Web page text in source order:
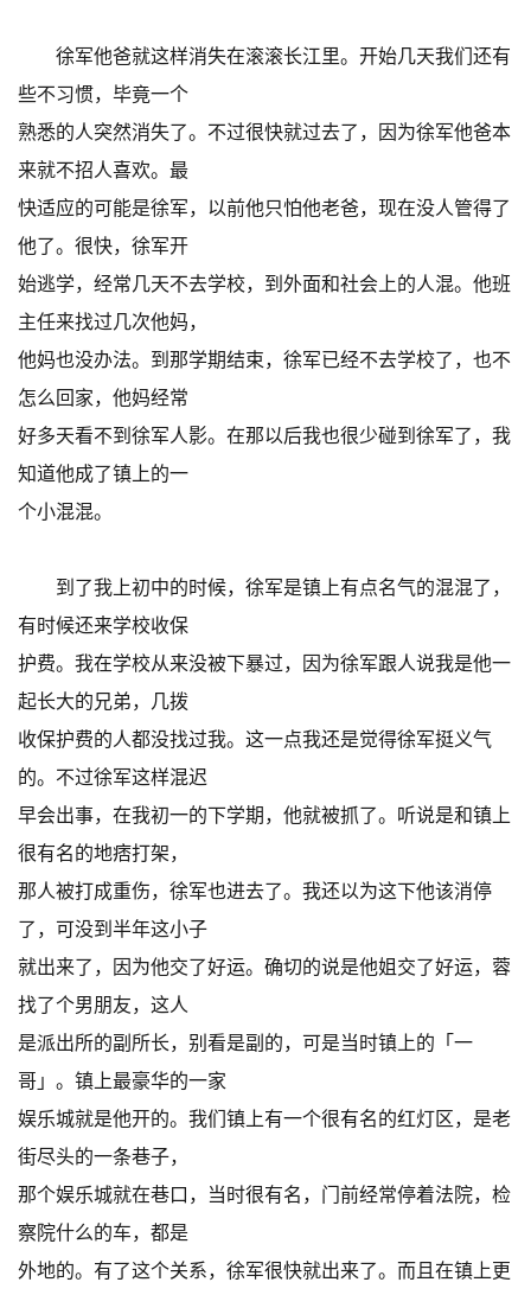
徐军他爸就这样消失在滚滚长江里。开始几天我们还有
些不习惯，毕竟一个
熟悉的人突然消失了。不过很快就过去了，因为徐军他爸本
来就不招人喜欢。最
快适应的可能是徐军，以前他只怕他老爸，现在没人管得了
他了。很快，徐军开
始逃学，经常几天不去学校，到外面和社会上的人混。他班
主任来找过几次他妈，
他妈也没办法。到那学期结束，徐军已经不去学校了，也不
怎么回家，他妈经常
好多天看不到徐军人影。在那以后我也很少碰到徐军了，我
知道他成了镇上的一
个小混混。
到了我上初中的时候，徐军是镇上有点名气的混混了，
有时候还来学校收保
护费。我在学校从来没被下暴过，因为徐军跟人说我是他一
起长大的兄弟，几拨
收保护费的人都没找过我。这一点我还是觉得徐军挺义气
的。不过徐军这样混迟
早会出事，在我初一的下学期，他就被抓了。听说是和镇上
很有名的地痞打架，
那人被打成重伤，徐军也进去了。我还以为这下他该消停
了，可没到半年这小子
就出来了，因为他交了好运。确切的说是他姐交了好运，蓉
找了个男朋友，这人
是派出所的副所长，别看是副的，可是当时镇上的「一
哥」。镇上最豪华的一家
娱乐城就是他开的。我们镇上有一个很有名的红灯区，是老
街尽头的一条巷子，
那个娱乐城就在巷口，当时很有名，门前经常停着法院，检
察院什么的车，都是
外地的。有了这个关系，徐军很快就出来了。而且在镇上更